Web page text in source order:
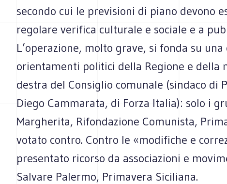
secondo cui le previsioni di piano devono
regolare verifica culturale e sociale e a
L’operazione, molto grave, si fonda su
orientamenti politici della Regione e della
destra del Consiglio comunale (sindaco di
Diego Cammarata, di Forza Italia): solo i
Margherita, Rifondazione Comunista,
votato contro. Contro le «modifiche e
presentato ricorso da associazioni e
Salvare Palermo, Primavera Siciliana.